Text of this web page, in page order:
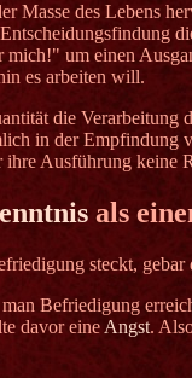
Masse des Lebens
um einen
es arbeiten will.
die
in der
Ausführung keine
als
steckt, gebar
Befriedigung
davor eine Angst.